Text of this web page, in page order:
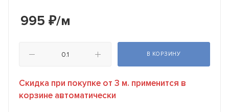
995 ₽/м
В КОРЗИНУ
Скидка при покупке от 3 м. применится в
корзине автоматически